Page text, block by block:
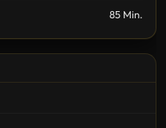
85 Min.